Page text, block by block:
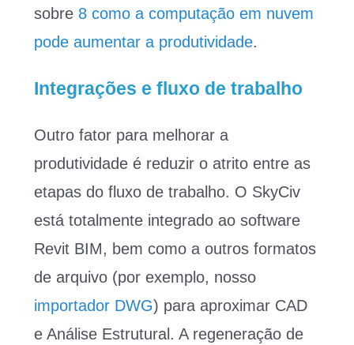
sobre 8 como a computação em nuvem
pode aumentar a produtividade.
Integrações e fluxo de trabalho
Outro fator para melhorar a
produtividade é reduzir o atrito entre as
etapas do fluxo de trabalho. O SkyCiv
está totalmente integrado ao software
Revit BIM, bem como a outros formatos
de arquivo (por exemplo, nosso
importador DWG) para aproximar CAD
e Análise Estrutural. A regeneração de